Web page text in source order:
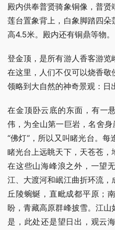
殿内供奉普贤骑象铜像，普贤
莲台置象背上，白象脚踏四
高4.5米。殿内还有铜鼎等物。
登金顶，是所有游人香客游览
在这里，人们不仅可以烧香
领略到大自然的神奇景观：日
在金顶卧云底的东面，有一
伟，为全山第一巨岩，名舍身
“佛灯”，所以又叫睹光台。
睹光台上远眺天下，天苍苍，
在这些山海峰浪之外，一望
江、大渡河和岷江曲折环流，
丘陵蜿蜒，直毗成都平原；
盼，青藏高原群峰披雪。江
是，此处还是望日出，观云